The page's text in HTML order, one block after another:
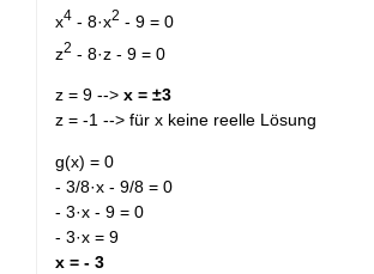
x4 - 8·x2 - 9 = 0
z2 - 8·z - 9 = 0
z = 9 --> x = ±3
z = -1 --> für x keine reelle Lösung
g(x) = 0
- 3/8·x - 9/8 = 0
- 3·x - 9 = 0
- 3·x = 9
x = - 3